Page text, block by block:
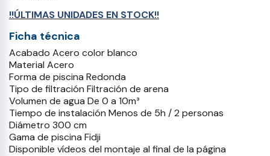
!!ÚLTIMAS UNIDADES EN STOCK!!
Ficha técnica
Acabado Acero color blanco
Material Acero
Forma de piscina Redonda
Tipo de filtración Filtración de arena
Volumen de agua De 0 a 10m³
Tiempo de instalación Menos de 5h / 2 personas
Diámetro 300 cm
Gama de piscina Fidji
Disponible vídeos del montaje al final de la página